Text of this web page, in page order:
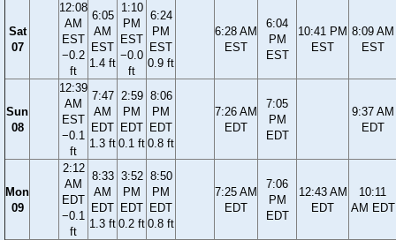
Sat
07
12:08
AM
EST
−0.2
ft
6:05
AM
EST
1.4 ft
1:10
PM
EST
−0.0
ft
6:24
PM
EST
0.9 ft
6:28 AM
EST
6:04
PM
EST
10:41 PM
EST
8:09 AM
EST
Sun
08
12:39
AM
EST
−0.1
ft
7:47
AM
EDT
1.3 ft
2:59
PM
EDT
0.1 ft
8:06
PM
EDT
0.8 ft
7:26 AM
EDT
7:05
PM
EDT
9:37 AM
EDT
Mon
09
2:12
AM
EDT
−0.1
ft
8:33
AM
EDT
1.3 ft
3:52
PM
EDT
0.2 ft
8:50
PM
EDT
0.8 ft
7:25 AM
EDT
7:06
PM
EDT
12:43 AM
EDT
10:11
AM EDT